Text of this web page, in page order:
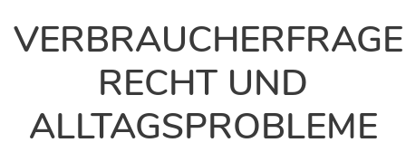
RECHT UND
ALLTAGSPROBLEME